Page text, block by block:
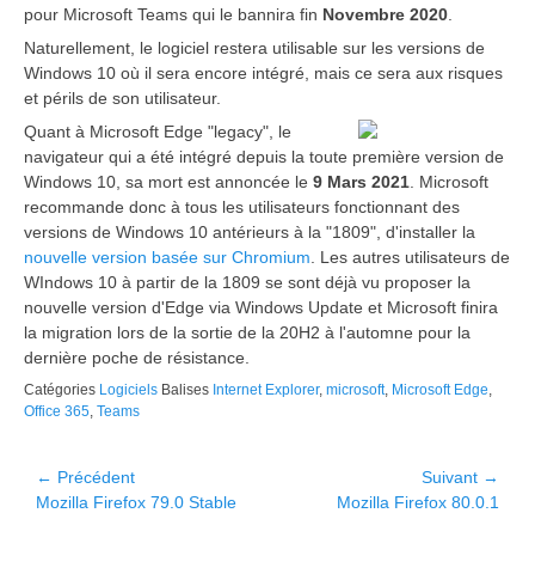
pour Microsoft Teams qui le bannira fin Novembre 2020
Naturellement, le logiciel restera utilisable sur les versions de
Windows 10 où il sera encore intégré, mais ce sera aux risques
et périls de son utilisateur.
Quant à Microsoft Edge "legacy", le
navigateur qui a été intégré depuis la toute première version de
Windows 10, sa mort est annoncée le 9 Mars 2021 . Microsoft
recommande donc à tous les utilisateurs fonctionnant des
versions de Windows 10 antérieurs à la "1809", d'installer la
nouvelle version basée sur Chromium . Les autres utilisateurs de
WIndows 10 à partir de la 1809 se sont déjà vu proposer la
nouvelle version d'Edge via Windows Update et Microsoft finira
la migration lors de la sortie de la 20H2 à l'automne pour la
dernière poche de résistance.
Catégories Logiciels Balises Internet Explorer, microsoft, Microsoft Edge,
Office 365, Teams
Navigation
de
← Précédent
Article
Mozilla Firefox 79.0 Stable
Suivant →
Mozilla Firefox 80.0.1